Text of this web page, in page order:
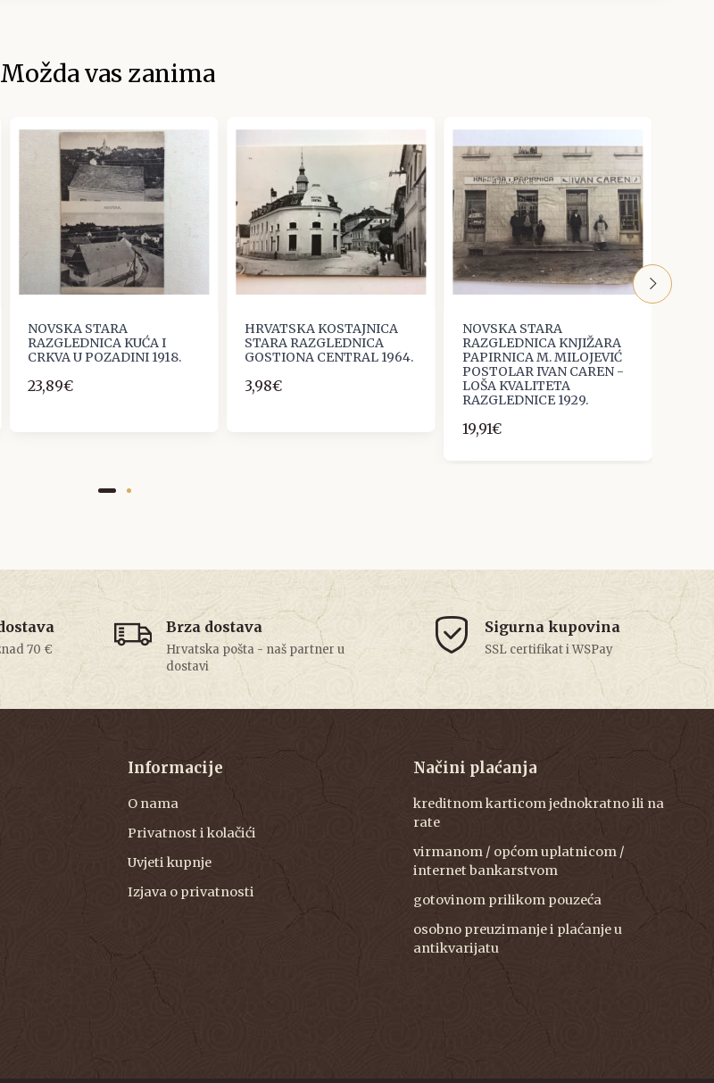
Možda vas zanima
NOVSKA STARA
RAZGLEDNICA KUĆA I
CRKVA U POZADINI 1918.
23,89€
HRVATSKA KOSTAJNICA
STARA RAZGLEDNICA
GOSTIONA CENTRAL 1964.
3,98€
NOVSKA STARA
RAZGLEDNICA KNJIŽARA
PAPIRNICA M. MILOJEVIĆ
POSTOLAR IVAN CAREN -
LOŠA KVALITETA
RAZGLEDNICE 1929.
19,91€
70 €
Brza dostava
Hrvatska pošta - naš partner u
dostavi
Sigurna kupovina
SSL certifikat i WSPay
Informacije
O nama
Privatnost i kolačići
Uvjeti kupnje
Izjava o privatnosti
Načini plaćanja
kreditnom karticom jednokratno ili na
rate
virmanom / općom uplatnicom /
internet bankarstvom
gotovinom prilikom pouzeća
osobno preuzimanje i plaćanje u
antikvarijatu